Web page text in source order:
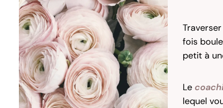
fois
petit à
Le
lequel